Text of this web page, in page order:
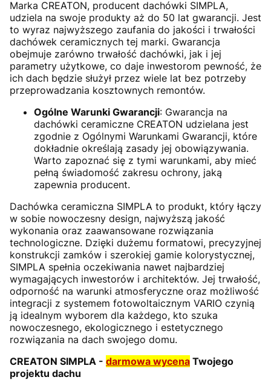
Marka CREATON, producent dachówki SIMPLA,
udziela na swoje produkty aż do 50 lat gwarancji. Jest
to wyraz najwyższego zaufania do jakości i trwałości
dachówek ceramicznych tej marki. Gwarancja
obejmuje zarówno trwałość dachówki, jak i jej
parametry użytkowe, co daje inwestorom pewność, że
ich dach będzie służył przez wiele lat bez potrzeby
przeprowadzania kosztownych remontów.
Ogólne Warunki Gwarancji: Gwarancja na
dachówki ceramiczne CREATON udzielana jest
zgodnie z Ogólnymi Warunkami Gwarancji, które
dokładnie określają zasady jej obowiązywania.
Warto zapoznać się z tymi warunkami, aby mieć
pełną świadomość zakresu ochrony, jaką
zapewnia producent.
Dachówka ceramiczna SIMPLA to produkt, który łączy
w sobie nowoczesny design, najwyższą jakość
wykonania oraz zaawansowane rozwiązania
technologiczne. Dzięki dużemu formatowi, precyzyjnej
konstrukcji zamków i szerokiej gamie kolorystycznej,
SIMPLA spełnia oczekiwania nawet najbardziej
wymagających inwestorów i architektów. Jej trwałość,
odporność na warunki atmosferyczne oraz możliwość
integracji z systemem fotowoltaicznym VARIO czynią
ją idealnym wyborem dla każdego, kto szuka
nowoczesnego, ekologicznego i estetycznego
rozwiązania na dach swojego domu.
CREATON SIMPLA - darmowa wycena Twojego
projektu dachu